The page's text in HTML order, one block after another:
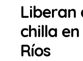
Liberan
chilla
Ríos